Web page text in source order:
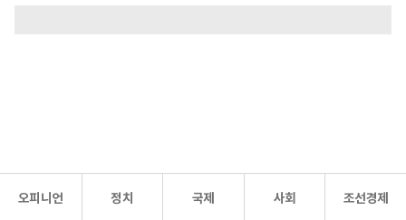
오피니언 정치 국제 사회 조선경제